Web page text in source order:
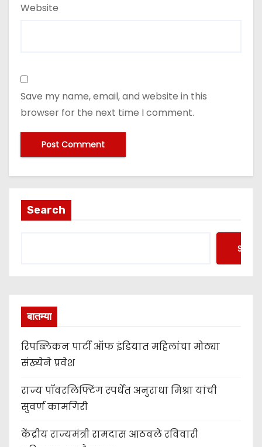
Website
Save my name, email, and website in this
browser for the next time I comment.
Search
बातम्या
रिपब्लिकन पार्टी ऑफ इंडियात महिलांचा मोठ्या
संख्येने प्रवेश
राज्य पॉवरलिफ्टिंग स्पर्धेत अनुराधा मिश्रा यांची
सुवर्ण कामगिरी
केंद्रीय राज्यमंत्री रामदास आठवले रविवारी